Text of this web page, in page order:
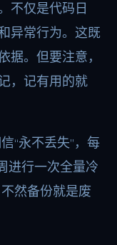
不仅是代码日
异常行为。这既
据。但要注意，
，记有用的就
“永不丢失”，每
进行一次全量冷
然备份就是废